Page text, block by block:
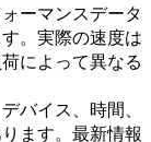
ーマンスデータ
。実際の速度は
によって異なる
バイス、時間、
ます。最新情報